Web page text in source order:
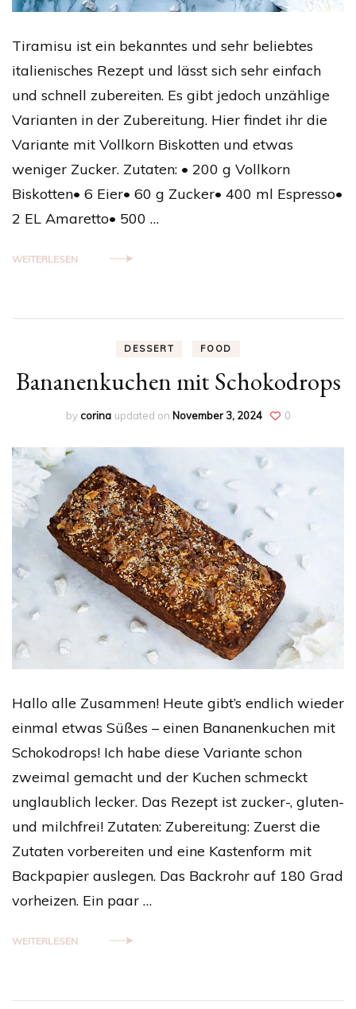
Tiramisu ist ein bekanntes und sehr beliebtes
italienisches Rezept und lässt sich sehr einfach
und schnell zubereiten. Es gibt jedoch unzählige
Varianten in der Zubereitung. Hier findet ihr die
Variante mit Vollkorn Biskotten und etwas
weniger Zucker. Zutaten: • 200 g Vollkorn
Biskotten• 6 Eier• 60 g Zucker• 400 ml Espresso•
2 EL Amaretto• 500 …
WEITERLESEN
DESSERT FOOD
Bananenkuchen mit Schokodrops
by corina updated on November 3, 2024 0
Hallo alle Zusammen! Heute gibt’s endlich wieder
einmal etwas Süßes – einen Bananenkuchen mit
Schokodrops! Ich habe diese Variante schon
zweimal gemacht und der Kuchen schmeckt
unglaublich lecker. Das Rezept ist zucker-, gluten-
und milchfrei! Zutaten: Zubereitung: Zuerst die
Zutaten vorbereiten und eine Kastenform mit
Backpapier auslegen. Das Backrohr auf 180 Grad
vorheizen. Ein paar …
WEITERLESEN